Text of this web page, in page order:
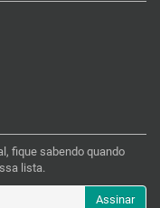
fique sabendo quando
lista.
Assinar